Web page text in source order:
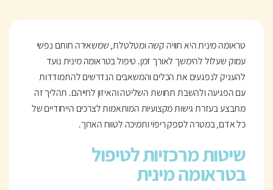
טראומה מינית היא חוויה קשה ומטלטלת, שמשאירה חותם נפשי
עמוק שעלול להימשך לאורך זמן. טיפול בטראומה מינית נועד
להעניק לנפגעים את הכלים והמשאבים הנדרשים להתמודדות
עם הפגיעה ולהשבת תחושת השליטה והאיזון לחייהם. תהליך זה
מתבצע בעזרת גישות מקצועיות המותאמות לצרכים הייחודיים של
כל אדם, במטרה לספק ריפוי ותמיכה לטווח הארוך.
שיטות מרכזיות לטיפול
בטראומה מינית